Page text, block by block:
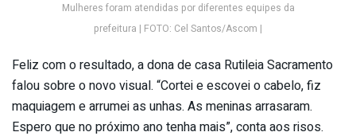
Mulheres foram atendidas por diferentes equipes da
prefeitura | FOTO: Cel Santos/Ascom |
Feliz com o resultado, a dona de casa Rutileia Sacramento
falou sobre o novo visual. “Cortei e escovei o cabelo, fiz
maquiagem e arrumei as unhas. As meninas arrasaram.
Espero que no próximo ano tenha mais”, conta aos risos.